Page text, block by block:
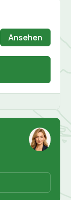
Ansehen